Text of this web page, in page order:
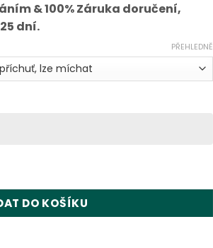
& 100% Záruka doručení,
dní.
PŘEHLEDNĚ
Vape Wholesale množství
DO KOŠÍKU